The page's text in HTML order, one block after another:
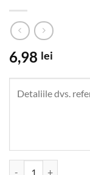
6,98 lei